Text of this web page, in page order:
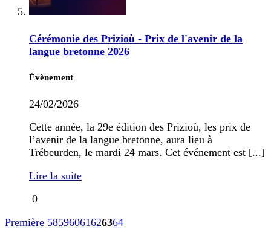
Cérémonie des Prizioù - Prix de l'avenir de la
langue bretonne 2026
Évènement
24/02/2026
Cette année, la 29e édition des Prizioù, les prix de
l’avenir de la langue bretonne, aura lieu à
Trébeurden, le mardi 24 mars. Cet événement est [...]
Lire la suite
0
Première 58596061626364